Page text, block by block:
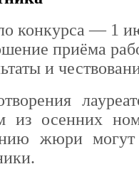
конкурса — 1
приёма
и
из осенних
жюри могут